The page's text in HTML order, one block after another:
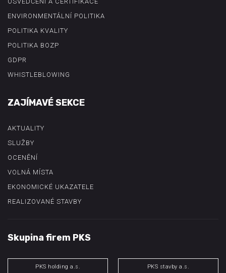
ENVIRONMENTÁLNÍ POLITIKA
POLITIKA KVALITY
POLITIKA BOZP
GDPR
WHISTLEBLOWING
ZAJÍMAVÉ SEKCE
AKTUALITY
SLUŽBY
OCENĚNÍ
VOLNÁ MÍSTA
EKONOMICKÉ UKAZATELE
REALIZOVANÉ STAVBY
Skupina firem PKS
PKS holding a.s. PKS stavby a.s.